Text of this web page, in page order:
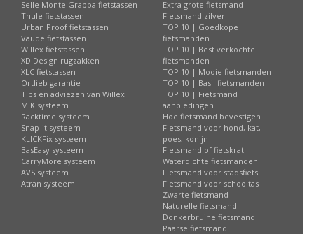
Selle Monte Grappa fietstassen
Thule fietstassen
Urban Proof fietstassen
Vaude fietstassen
Willex fietstassen
XD Design rugzakken
XLC fietstassen
Ortlieb garantie
Tips en adviezen van Willex
MIK systeem
Racktime systeem
Snap-it systeem
KLICKFix systeem
BasEasy systeem
CarryMore systeem
AVS systeem
Atran systeem
Extra grote fietsmand
Fietsmand zilver
TOP 10 | Goedkope
fietsmanden
TOP 10 | Best verkochte
fietsmanden
TOP 10 | Mooie fietsmanden
TOP 10 | Basil fietsmanden
TOP 10 | Fietsmand
aanbiedingen
Hoe fietsmand bevestigen
Fietsmand voor hond, kat,
poes, konijn
Fietsmand of fietskrat
Waterdichte fietsmanden
Fietsmand voor stadsfiets
Fietsmand voor schooltas
Zwarte fietsmand
Naturelle fietsmand
Donkerbruine fietsmand
Paarse fietsmand